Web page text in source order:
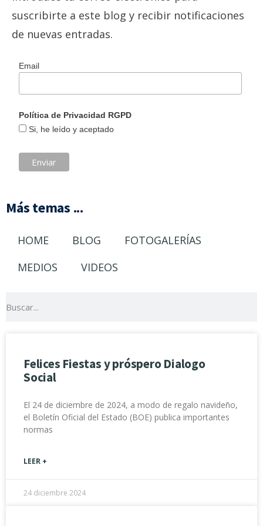
suscribirte a este blog y recibir notificaciones
de nuevas entradas.
Email
Política de Privacidad RGPD
Si, he leído y aceptado
Más temas ...
HOME BLOG
FOTOGALERÍAS
MEDIOS
VIDEOS
Felices Fiestas y próspero Dialogo
Social
El 24 de diciembre de 2024, a modo de regalo navideño,
el Boletín Oficial del Estado (BOE) publica importantes
normas
LEER +
24 diciembre 2024